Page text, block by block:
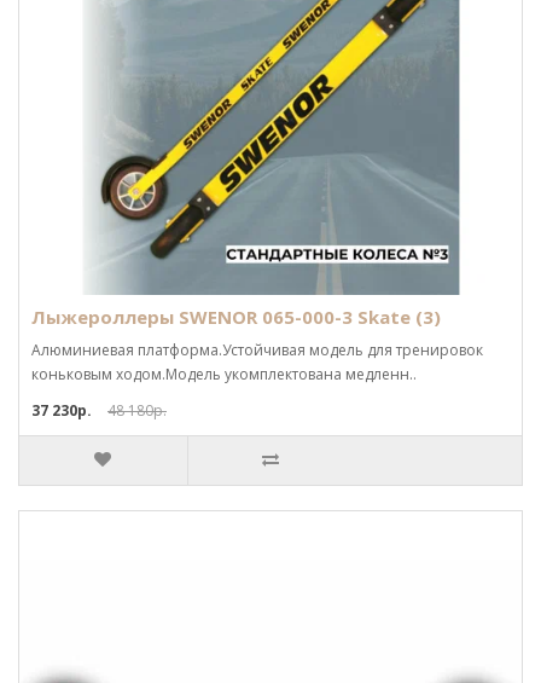
Лыжероллеры SWENOR 065-000-3 Skate (3)
Алюминиевая платформа.Устойчивая модель для тренировок
коньковым ходом.Модель укомплектована медленн..
37 230р.
48 180р.